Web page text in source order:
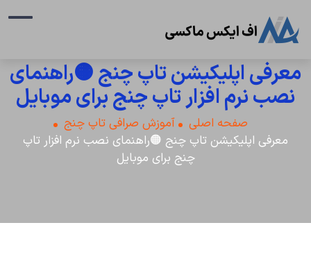
معرفی اپلیکیشن تاپ چنج 🟠راهنمای
نصب نرم افزار تاپ چنج برای موبایل
صفحه اصلی
آموزش صرافی تاپ چنج
معرفی اپلیکیشن تاپ چنج 🟠راهنمای نصب نرم افزار تاپ
چنج برای موبایل